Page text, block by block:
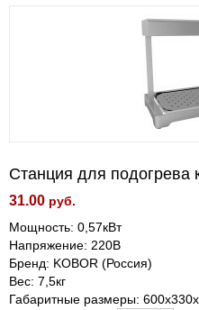
Станция для
31.00 руб.
Мощность: 0,57кВт
Напряжение: 220В
Бренд: KOBOR (Россия)
Вес: 7,5кг
Габаритные размеры: